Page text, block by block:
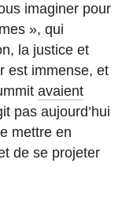
imaginer pour
», qui
la justice et
est immense, et
avaient
pas aujourd’hui
mettre en
de se projeter